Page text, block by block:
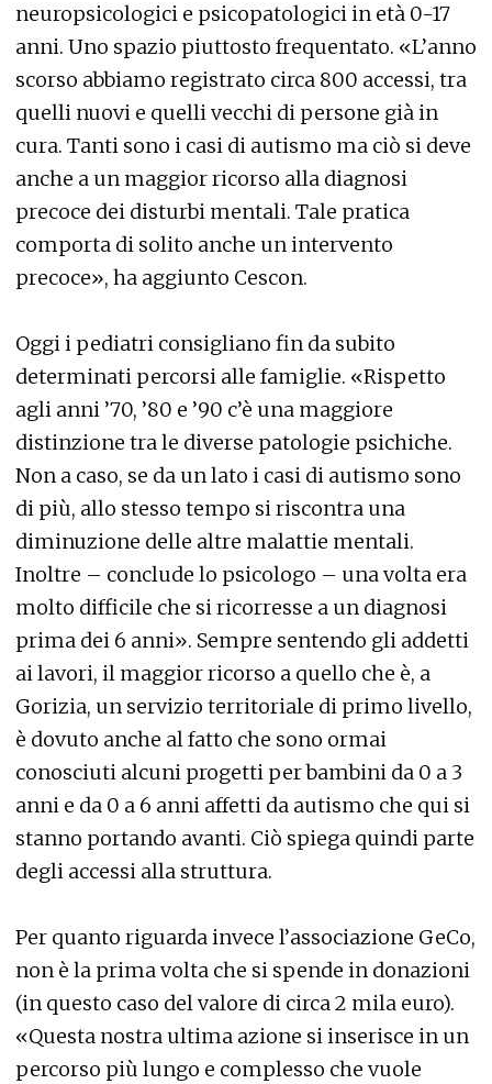
neuropsicologici e psicopatologici in età 0-17
anni. Uno spazio piuttosto frequentato. «L’anno
scorso abbiamo registrato circa 800 accessi, tra
quelli nuovi e quelli vecchi di persone già in
cura. Tanti sono i casi di autismo ma ciò si deve
anche a un maggior ricorso alla diagnosi
precoce dei disturbi mentali. Tale pratica
comporta di solito anche un intervento
precoce», ha aggiunto Cescon.
Oggi i pediatri consigliano fin da subito
determinati percorsi alle famiglie. «Rispetto
agli anni ’70, ’80 e ’90 c’è una maggiore
distinzione tra le diverse patologie psichiche.
Non a caso, se da un lato i casi di autismo sono
di più, allo stesso tempo si riscontra una
diminuzione delle altre malattie mentali.
Inoltre – conclude lo psicologo – una volta era
molto difficile che si ricorresse a un diagnosi
prima dei 6 anni». Sempre sentendo gli addetti
ai lavori, il maggior ricorso a quello che è, a
Gorizia, un servizio territoriale di primo livello,
è dovuto anche al fatto che sono ormai
conosciuti alcuni progetti per bambini da 0 a 3
anni e da 0 a 6 anni affetti da autismo che qui si
stanno portando avanti. Ciò spiega quindi parte
degli accessi alla struttura.
Per quanto riguarda invece l’associazione GeCo,
non è la prima volta che si spende in donazioni
(in questo caso del valore di circa 2 mila euro).
«Questa nostra ultima azione si inserisce in un
percorso più lungo e complesso che vuole